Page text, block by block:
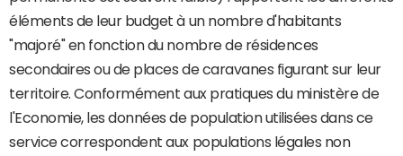
éléments de leur budget à un nombre d'habitants
"majoré" en fonction du nombre de résidences
secondaires ou de places de caravanes figurant sur leur
territoire. Conformément aux pratiques du ministère de
l'Economie, les données de population utilisées dans ce
service correspondent aux populations légales non